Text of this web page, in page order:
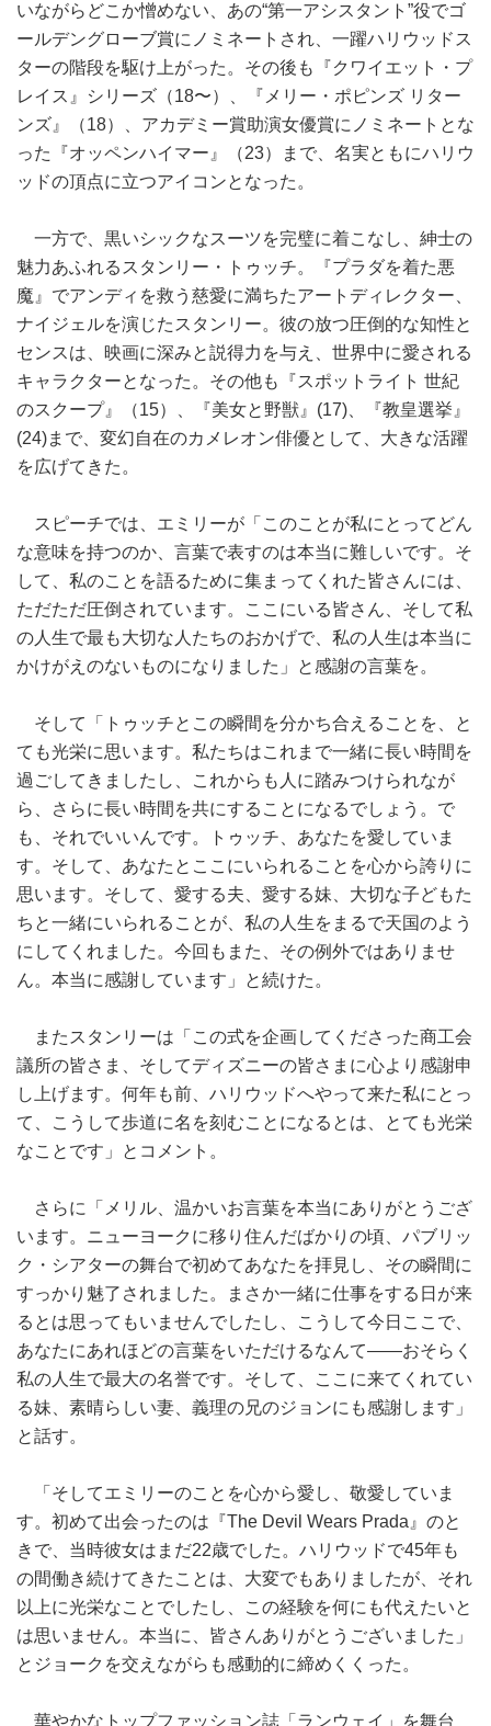
いながらどこか憎めない、あの“第一アシスタント”役でゴ
ールデングローブ賞にノミネートされ、一躍ハリウッドス
ターの階段を駆け上がった。その後も『クワイエット・プ
レイス』シリーズ（18〜）、『メリー・ポピンズ リター
ンズ』（18）、アカデミー賞助演女優賞にノミネートとな
った『オッペンハイマー』（23）まで、名実ともにハリウ
ッドの頂点に立つアイコンとなった。
一方で、黒いシックなスーツを完璧に着こなし、紳士の
魅力あふれるスタンリー・トゥッチ。『プラダを着た悪
魔』でアンディを救う慈愛に満ちたアートディレクター、
ナイジェルを演じたスタンリー。彼の放つ圧倒的な知性と
センスは、映画に深みと説得力を与え、世界中に愛される
キャラクターとなった。その他も『スポットライト 世紀
のスクープ』（15）、『美女と野獣』(17)、『教皇選挙』
(24)まで、変幻自在のカメレオン俳優として、大きな活躍
を広げてきた。
スピーチでは、エミリーが「このことが私にとってどん
な意味を持つのか、言葉で表すのは本当に難しいです。そ
して、私のことを語るために集まってくれた皆さんには、
ただただ圧倒されています。ここにいる皆さん、そして私
の人生で最も大切な人たちのおかげで、私の人生は本当に
かけがえのないものになりました」と感謝の言葉を。
そして「トゥッチとこの瞬間を分かち合えることを、と
ても光栄に思います。私たちはこれまで一緒に長い時間を
過ごしてきましたし、これからも人に踏みつけられなが
ら、さらに長い時間を共にすることになるでしょう。で
も、それでいいんです。トゥッチ、あなたを愛していま
す。そして、あなたとここにいられることを心から誇りに
思います。そして、愛する夫、愛する妹、大切な子どもた
ちと一緒にいられることが、私の人生をまるで天国のよう
にしてくれました。今回もまた、その例外ではありませ
ん。本当に感謝しています」と続けた。
またスタンリーは「この式を企画してくださった商工会
議所の皆さま、そしてディズニーの皆さまに心より感謝申
し上げます。何年も前、ハリウッドへやって来た私にとっ
て、こうして歩道に名を刻むことになるとは、とても光栄
なことです」とコメント。
さらに「メリル、温かいお言葉を本当にありがとうござ
います。ニューヨークに移り住んだばかりの頃、パブリッ
ク・シアターの舞台で初めてあなたを拝見し、その瞬間に
すっかり魅了されました。まさか一緒に仕事をする日が来
るとは思ってもいませんでしたし、こうして今日ここで、
あなたにあれほどの言葉をいただけるなんて――おそらく
私の人生で最大の名誉です。そして、ここに来てくれてい
る妹、素晴らしい妻、義理の兄のジョンにも感謝します」
と話す。
「そしてエミリーのことを心から愛し、敬愛していま
す。初めて出会ったのは『The Devil Wears Prada』のと
きで、当時彼女はまだ22歳でした。ハリウッドで45年も
の間働き続けてきたことは、大変でもありましたが、それ
以上に光栄なことでしたし、この経験を何にも代えたいと
は思いません。本当に、皆さんありがとうございました」
とジョークを交えながらも感動的に締めくくった。
華やかなトップファッション誌「ランウェイ」を舞台